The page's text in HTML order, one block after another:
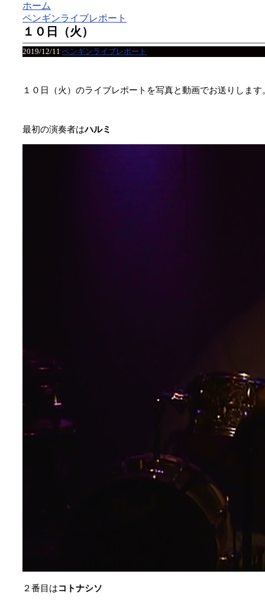
ホーム
ペンギンライブレポート
１０日（火）
2019/12/11 ペンギンライブレポート
１０日（火）のライブレポートを写真と動画でお送りします
最初の演奏者はハルミ
２番目はコトナシソ